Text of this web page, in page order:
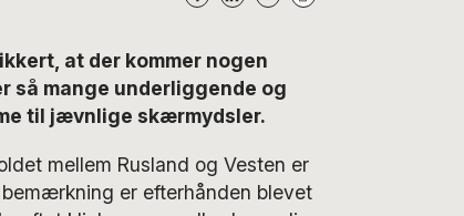
at der kommer nogen
så mange underliggende og
til jævnlige skærmydsler.
mellem Rusland og Vesten er
er efterhånden blevet